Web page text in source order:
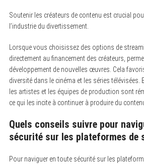
Soutenir les créateurs de contenu est crucial
l’industrie du divertissement.
Lorsque vous choisissez des options de
directement au financement des créateurs,
développement de nouvelles œuvres. Cela
diversité dans le cinéma et les séries télévisées.
les artistes et les équipes de production sont
ce qui les incite à continuer à produire du
Quels conseils suivre pour
sécurité sur les plateformes de
Pour naviguer en toute sécurité sur les